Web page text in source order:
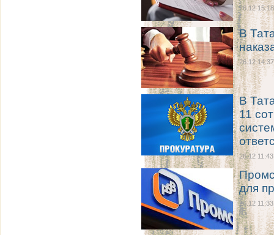
26.12 15:18
В
26.12 14:37
В
11
26.12 11:43
для
26.12 11:33